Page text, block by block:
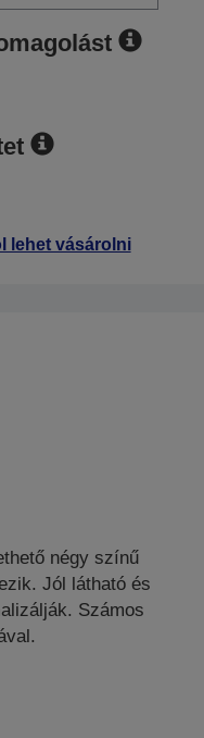
lehet vásárolni
négy színű
Jól látható és
Számos